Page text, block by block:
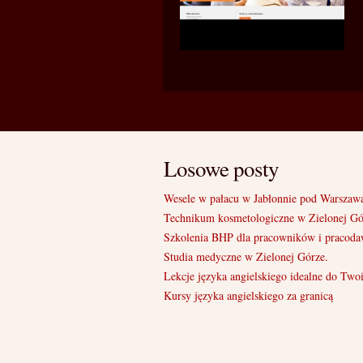
Losowe posty
Wesele w pałacu w Jabłonnie pod
Technikum kosmetologiczne w Zielonej
Szkolenia BHP dla pracowników i
Studia medyczne w Zielonej Górze.
Lekcje języka angielskiego idealne do
Kursy języka angielskiego za granicą